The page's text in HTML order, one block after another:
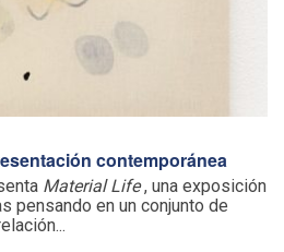
contemporánea
Material Life, una exposición
pensando en un conjunto de